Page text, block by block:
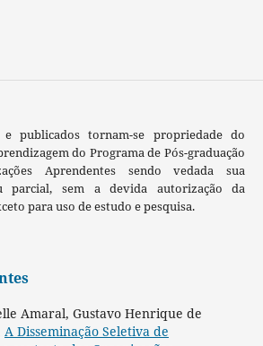
publicados tornam-se propriedade do
do Programa de Pós-graduação
Aprendentes sendo vedada sua
parcial, sem a devida autorização da
para uso de estudo e pesquisa.
Amaral, Gustavo Henrique de
A Disseminação Seletiva de